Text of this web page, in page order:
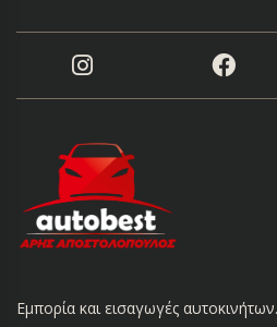
Εμπορία και εισαγωγές αυτοκινήτων.